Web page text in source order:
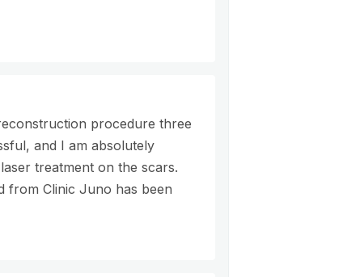
procedure three
and I am absolutely
treatment on the scars.
from Clinic Juno has been